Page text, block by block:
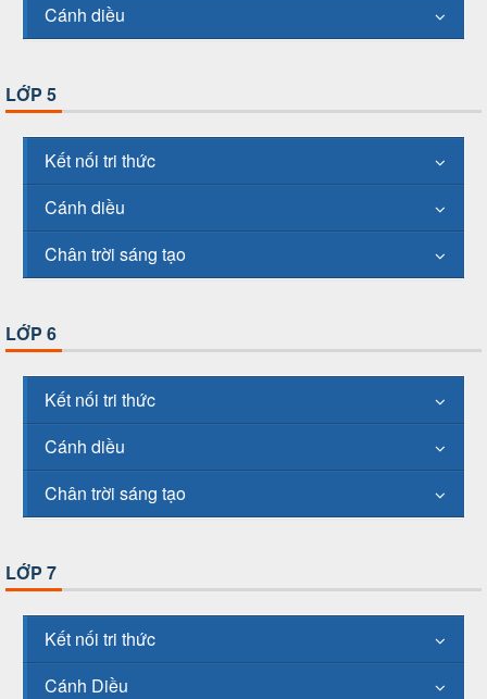
Cánh diều
LỚP 5
Kết nối tri thức
Cánh diều
Chân trời sáng tạo
LỚP 6
Kết nối tri thức
Cánh diều
Chân trời sáng tạo
LỚP 7
Kết nối tri thức
Cánh Diều